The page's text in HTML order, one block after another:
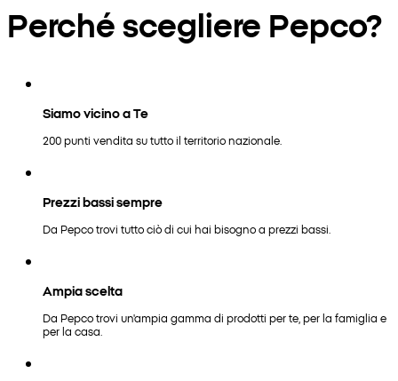
Perché scegliere Pepco?
Siamo vicino a Te
200 punti vendita su tutto il territorio nazionale.
Prezzi bassi sempre
Da Pepco trovi tutto ciò di cui hai bisogno a prezzi bassi.
Ampia scelta
Da Pepco trovi un'ampia gamma di prodotti per te, per la famiglia e
per la casa.